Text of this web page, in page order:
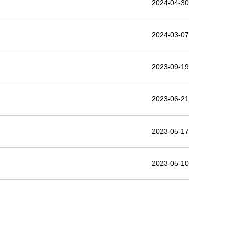
2024-04-30
2024-03-07
2023-09-19
2023-06-21
2023-05-17
2023-05-10